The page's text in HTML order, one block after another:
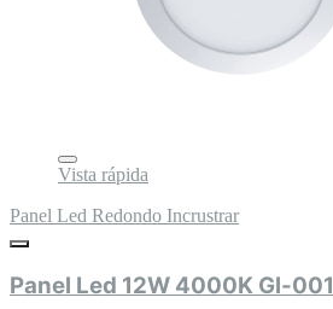
Vista rápida
Panel Led Redondo Incrustrar
Panel Led 12W 4000K Gl-001